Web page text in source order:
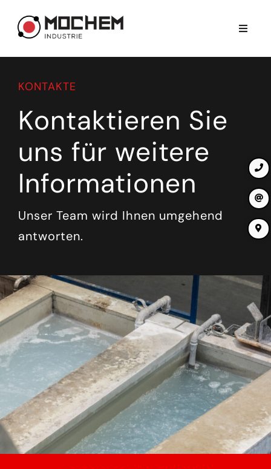
content
Toggle
HOME
BEHANDLUNGEN
KARRIERE
SIE FINDEN UNS
Deutsch
Italiano
English
KONTAKTE
Kontaktieren Sie
uns für weitere
Informationen
Unser Team wird Ihnen umgehend
antworten.